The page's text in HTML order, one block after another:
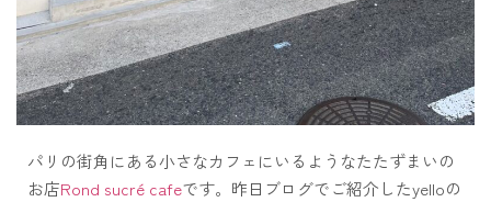
パリの街角にある小さなカフェにいるようなたたずまいの
お店Rond sucré cafeです。昨日ブログでご紹介したyelloの